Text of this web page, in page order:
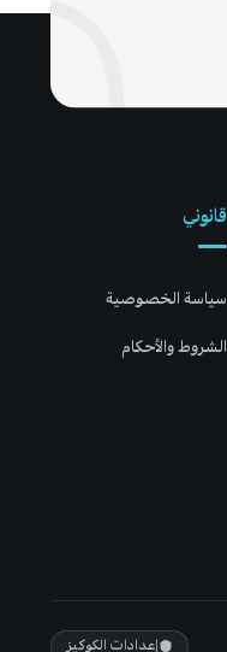
قانوني
سياسة الخصوصية
الشروط والأحكام
إعدادات الكوكيز